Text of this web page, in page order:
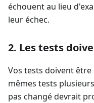
échouent au lieu
leur échec.
2. Les tests
Vos tests doivent
mêmes tests
pas changé devrait